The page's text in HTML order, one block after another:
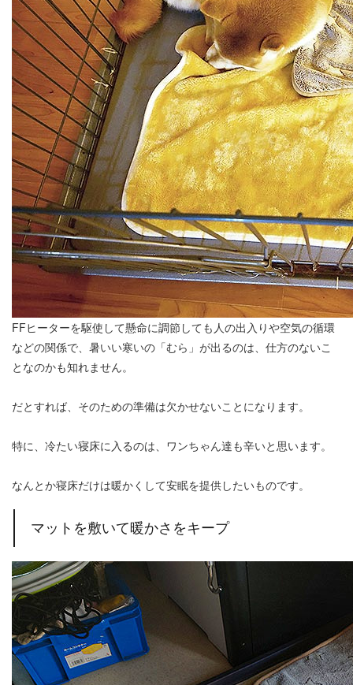
FFヒーターを駆使して懸命に調節しても人の出入りや空気の循環
などの関係で、暑いい寒いの「むら」が出るのは、仕方のないこ
となのかも知れません。
だとすれば、そのための準備は欠かせないことになります。
特に、冷たい寝床に入るのは、ワンちゃん達も辛いと思います。
なんとか寝床だけは暖かくして安眠を提供したいものです。
マットを敷いて暖かさをキープ